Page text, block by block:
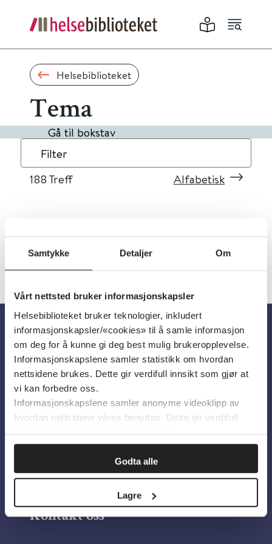
Samtykke Detaljer Om
Vårt nettsted bruker informasjonskapsler
Helsebiblioteket bruker teknologier, inkludert
informasjonskapsler/«cookies» til å samle informasjon
om deg for å kunne gi deg best mulig brukeropplevelse.
Informasjonskapslene samler statistikk om hvordan
nettsidene brukes. Dette gir verdifull innsikt som gjør at
vi kan forbedre oss.
Informasjonskapslene samler anonyme videoklipp av
hvordan nettsidene våres benyttes. Dette gir verdifull
innsikt som gjør at vi kan forbedre oss.
Godta alle
Lagre
Helsebiblioteket
Tema
Gå til bokstav
Filter
188 Treff Alfabetisk
« 1 16 17 »
Om oss
Om Helsebiblioteket
Personvern og informasjonskapsler
Tilgjengelighetserklæring
Information in English
Bilder fra Colourbox.com
Kontakt oss